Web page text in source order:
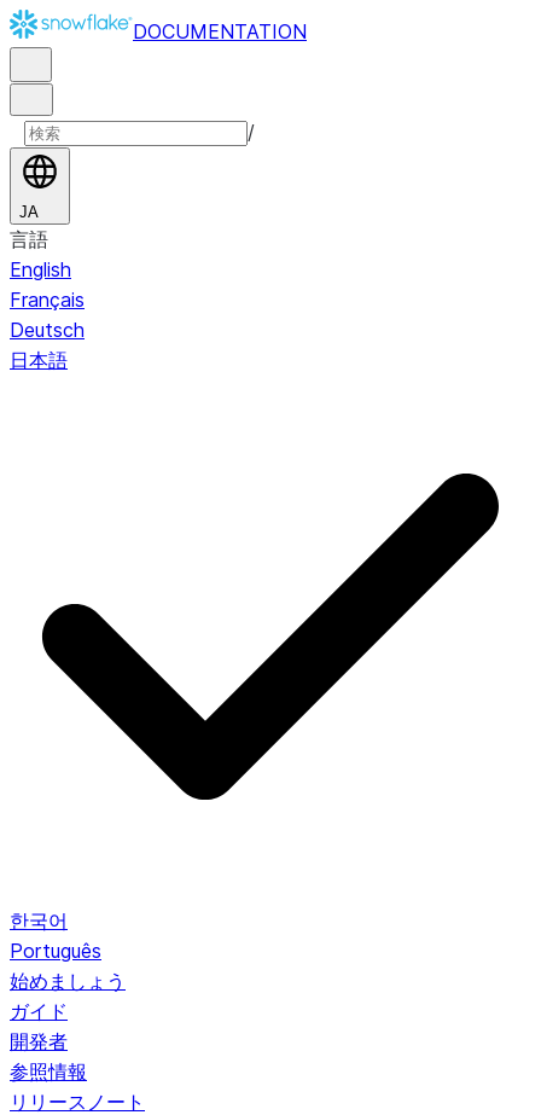
DOCUMENTATION
/
JA
言語
English
Français
Deutsch
日本語
한국어
Português
始めましょう
ガイド
開発者
参照情報
リリースノート